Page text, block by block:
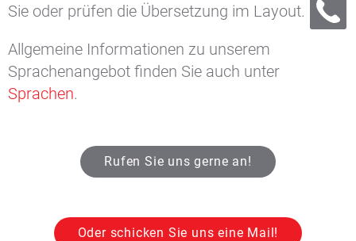
Sie oder prüfen die Übersetzung im Layout.
Allgemeine Informationen zu unserem
Sprachenangebot finden Sie auch unter
Sprachen.
Rufen Sie uns gerne an!
Oder schicken Sie uns eine Mail!